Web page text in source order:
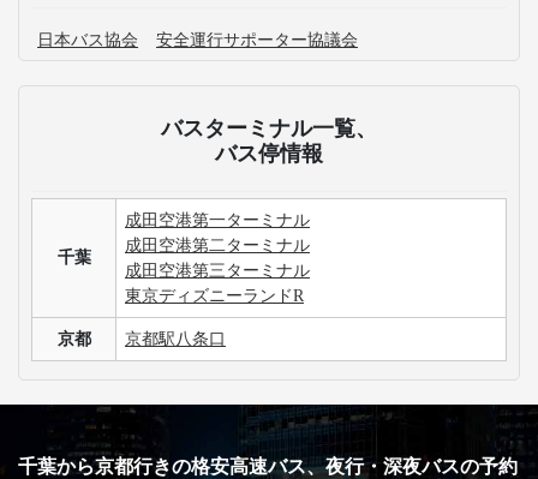
日本バス協会 安全運行サポーター協議会
バスターミナル一覧、
バス停情報
千葉
成田空港第一ターミナル
成田空港第二ターミナル
成田空港第三ターミナル
東京ディズニーランドR
京都 京都駅八条口
千葉から京都行きの格安高速バス、夜行・深夜バスの予約